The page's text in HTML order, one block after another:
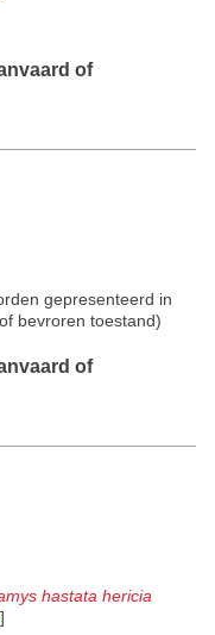
gepresenteerd in
bevroren toestand)
hastata hericia
]